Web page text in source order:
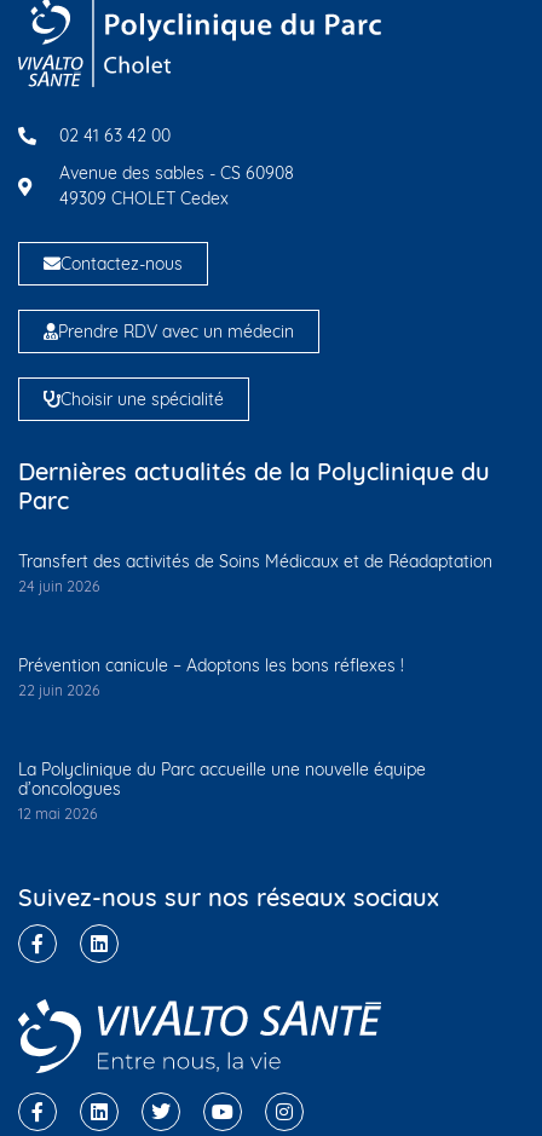
02 41 63 42 00
Avenue des sables - CS 60908
49309 CHOLET Cedex
Contactez-nous
Prendre RDV avec un médecin
Choisir une spécialité
Dernières actualités de la Polyclinique du
Parc
Transfert des activités de Soins Médicaux et de Réadaptation
24 juin 2026
Prévention canicule – Adoptons les bons réflexes !
22 juin 2026
La Polyclinique du Parc accueille une nouvelle équipe
d’oncologues
12 mai 2026
Suivez-nous sur nos réseaux sociaux